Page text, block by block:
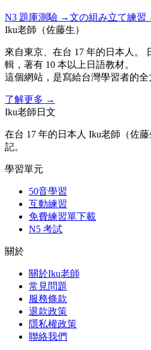
N3 題庫測驗 →文の組み立て練習
Iku老師（佐藤生）
來自東京、在台 17 年的日本人。
輯，著有 10 本以上日語教材。
這個網站，是寫給台灣學習者的全
了解更多 →
Iku老師日文
在台 17 年的日本人 Iku老師（佐
記。
學習單元
50音學習
互動練習
免費練習單下載
N5 考試
關於
關於Iku老師
常見問題
服務條款
退款政策
隱私權政策
聯絡我們